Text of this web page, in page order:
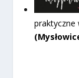
praktyczne